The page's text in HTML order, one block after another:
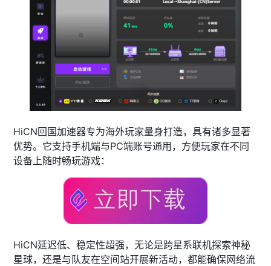
HiCN回国加速器专为海外玩家量身打造，具有诸多显著
优势。它支持手机端与PC端账号通用，方便玩家在不同
设备上随时畅玩游戏：
HiCN延迟低、稳定性超强，无论是跨星系联机探索神秘
星球，还是与队友在空间站开展新活动，都能确保网络流